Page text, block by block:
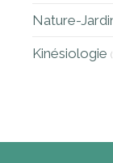
Nature-
Kinésiologie